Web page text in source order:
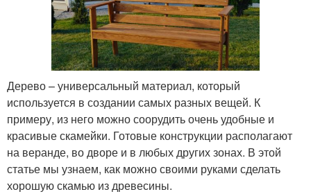
Дерево – универсальный материал, который
используется в создании самых разных вещей. К
примеру, из него можно соорудить очень удобные и
красивые скамейки. Готовые конструкции располагают
на веранде, во дворе и в любых других зонах. В этой
статье мы узнаем, как можно своими руками сделать
хорошую скамью из древесины.